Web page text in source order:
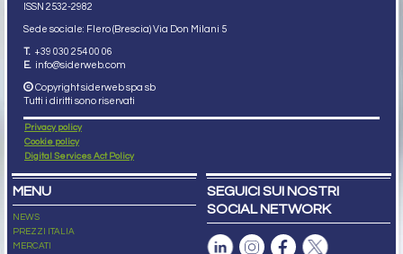
ISSN 2532-2982
Sede sociale: Flero (Brescia) Via Don Milani 5
T. +39 030 254 00 06
E. info@siderweb.com
Copyright siderweb spa sb
Tutti i diritti sono riservati
Privacy policy
Cookie policy
Digital Services Act Policy
MENU
NEWS
PREZZI ITALIA
MERCATI
SEGUICI SUI NOSTRI
SOCIAL NETWORK